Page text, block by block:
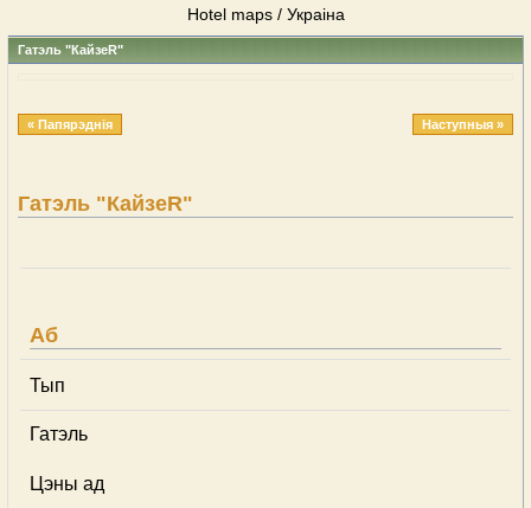
Hotel maps / Украіна
Гатэль "КайзеR"
« Папярэднія Наступныя »
Гатэль "КайзеR"
Аб
Тып
Гатэль
Цэны ад